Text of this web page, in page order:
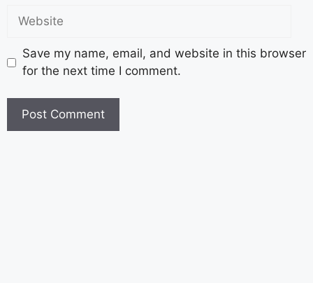
Save my name, email, and website in this browser
for the next time I comment.